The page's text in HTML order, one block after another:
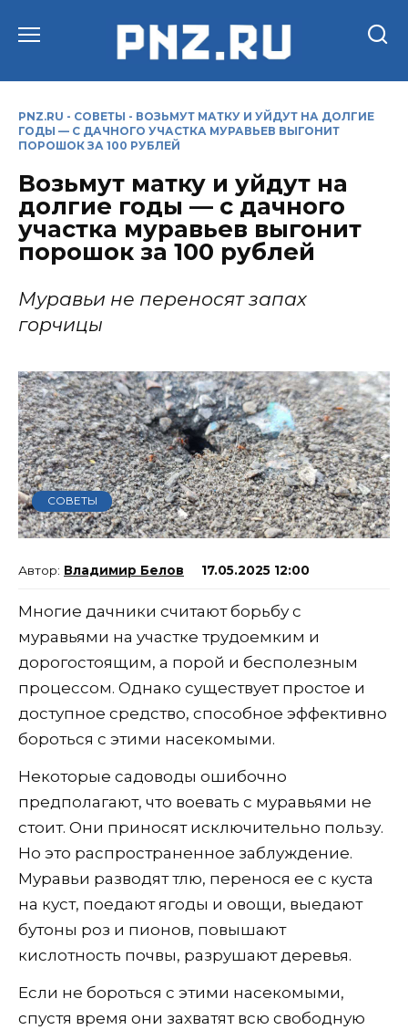
PNZ.RU - СОВЕТЫ - ВОЗЬМУТ МАТКУ И УЙДУТ НА ДОЛГИЕ
ГОДЫ — С ДАЧНОГО УЧАСТКА МУРАВЬЕВ ВЫГОНИТ
ПОРОШОК ЗА 100 РУБЛЕЙ
Возьмут матку и уйдут на
долгие годы — с дачного
участка муравьев выгонит
порошок за 100 рублей
Муравьи не переносят запах
горчицы
СОВЕТЫ
Владимир Белов 17.05.2025 12:00
Многие дачники считают борьбу с
муравьями на участке трудоемким и
дорогостоящим, а порой и бесполезным
процессом. Однако существует простое и
доступное средство, способное эффективно
бороться с этими насекомыми.
Некоторые садоводы ошибочно
предполагают, что воевать с муравьями не
стоит. Они приносят исключительно пользу.
Но это распространенное заблуждение.
Муравьи разводят тлю, перенося ее с куста
на куст, поедают ягоды и овощи, выедают
бутоны роз и пионов, повышают
кислотность почвы, разрушают деревья.
Если не бороться с этими насекомыми,
спустя время они захватят всю свободную